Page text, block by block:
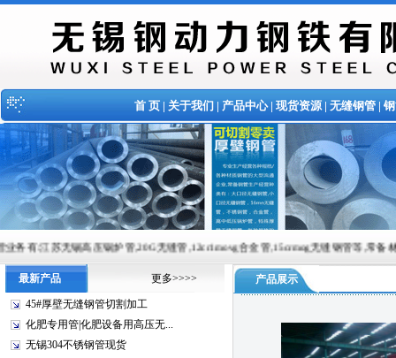
首 页 | 关于我们 | 产品中心| 现货资源| 无缝钢管 |
有:江苏无锡高压锅炉管,20G无缝管,12cr1movg合金管,15crmog无缝钢管等,常备
最新产品 更多>>>>
45#厚壁无缝钢管切割加工
化肥专用管|化肥设备用高压无...
无锡304不锈钢管现货
产品展示